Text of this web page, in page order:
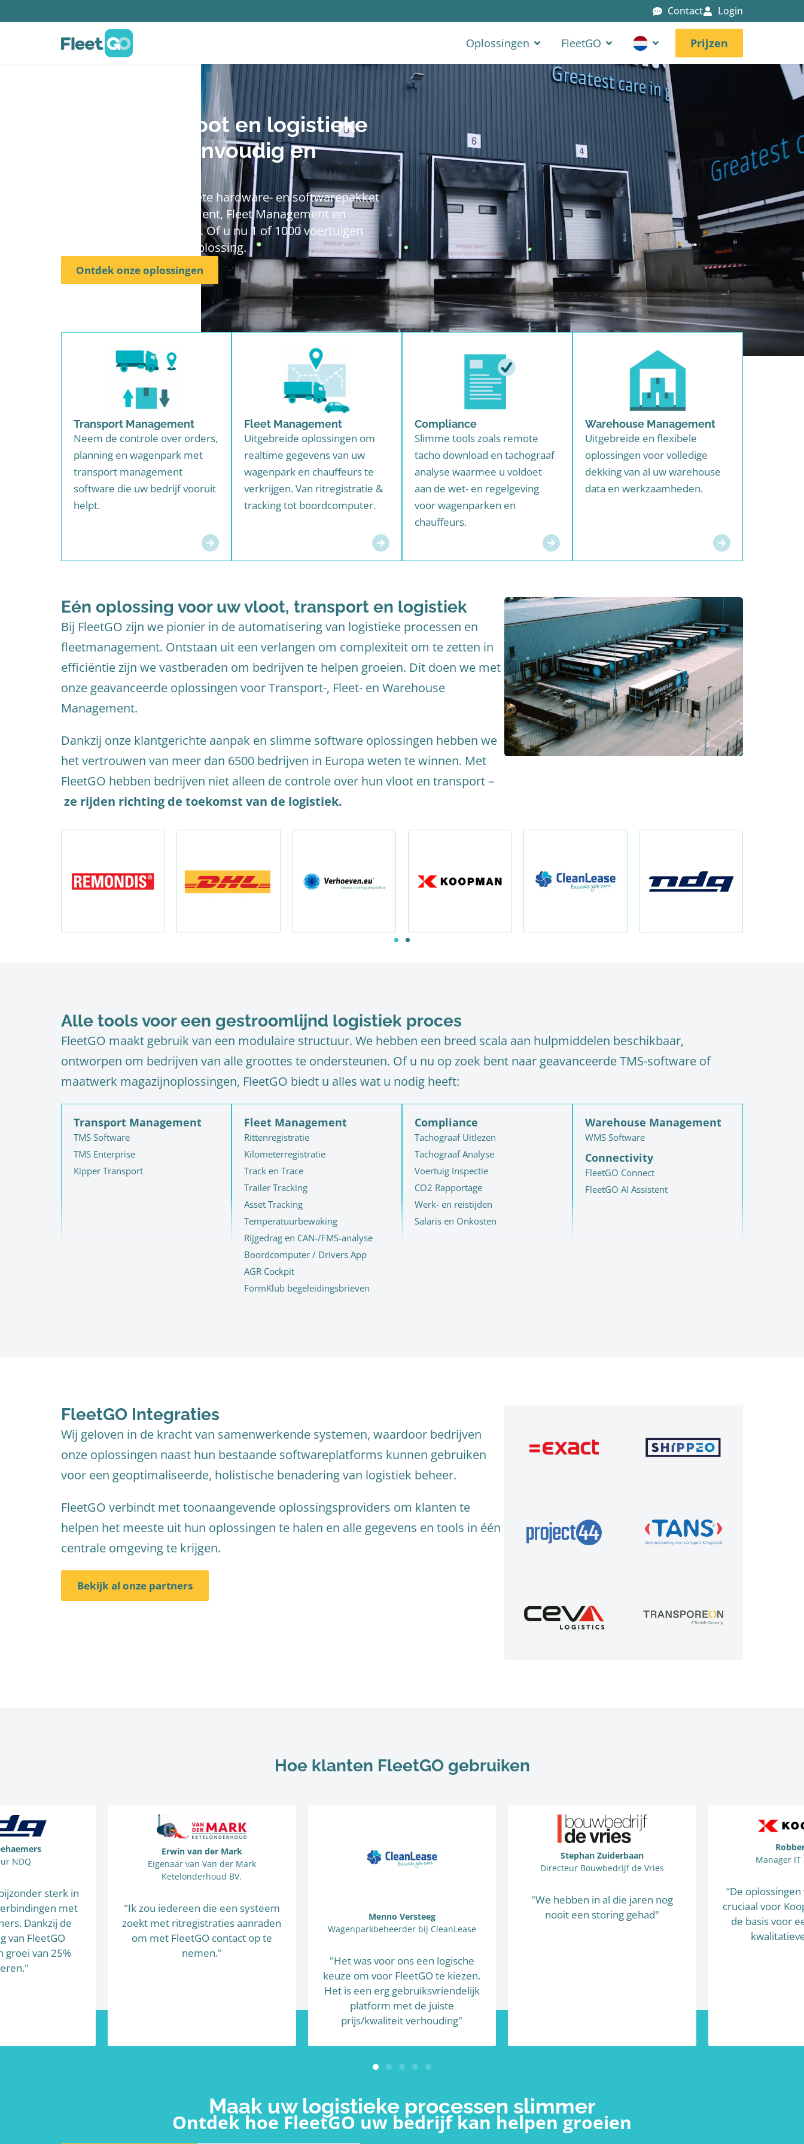
Contact Login
Oplossingen FleetGO Prijzen
Beheer uw vloot en logistieke
processen eenvoudig en
FleetGO biedt het complete hardware- en softwarepakket
voor Transport Management, Fleet Management en
Warehouse Management. Of u nu 1 of 1000 voertuigen
beheert, wij hebben de oplossing.
Ontdek onze oplossingen
Transport Management
Neem de controle over orders,
planning en wagenpark met
transport management
software die uw bedrijf vooruit
helpt.
Fleet Management
Uitgebreide oplossingen om
realtime gegevens van uw
wagenpark en chauffeurs te
verkrijgen. Van ritregistratie &
tracking tot boordcomputer.
Compliance
Slimme tools zoals remote
tacho download en tachograaf
analyse waarmee u voldoet
aan de wet- en regelgeving
voor wagenparken en
chauffeurs.
Warehouse Management
Uitgebreide en flexibele
oplossingen voor volledige
dekking van al uw warehouse
data en werkzaamheden.
Eén oplossing voor uw vloot, transport en logistiek
Bij FleetGO zijn we pionier in de automatisering van logistieke processen en
fleetmanagement. Ontstaan uit een verlangen om complexiteit om te zetten in
efficiëntie zijn we vastberaden om bedrijven te helpen groeien. Dit doen we met
onze geavanceerde oplossingen voor Transport-, Fleet- en Warehouse
Management.
Dankzij onze klantgerichte aanpak en slimme software oplossingen hebben we
het vertrouwen van meer dan 6500 bedrijven in Europa weten te winnen. Met
FleetGO hebben bedrijven niet alleen de controle over hun vloot en transport –
ze rijden richting de toekomst van de logistiek.
Alle tools voor een gestroomlijnd logistiek proces
FleetGO maakt gebruik van een modulaire structuur. We hebben een breed scala aan hulpmiddelen beschikbaar,
ontworpen om bedrijven van alle groottes te ondersteunen. Of u nu op zoek bent naar geavanceerde TMS-software of
maatwerk magazijnoplossingen, FleetGO biedt u alles wat u nodig heeft:
Transport Management
TMS Software
TMS Enterprise
Kipper Transport
Fleet Management
Rittenregistratie
Kilometerregistratie
Track en Trace
Trailer Tracking
Asset Tracking
Temperatuurbewaking
Rijgedrag en CAN-/FMS-analyse
Boordcomputer / Drivers App
AGR Cockpit
FormKlub begeleidingsbrieven
Compliance
Tachograaf Uitlezen
Tachograaf Analyse
Voertuig Inspectie
CO2 Rapportage
Werk- en reistijden
Salaris en Onkosten
Warehouse Management
WMS Software
Connectivity
FleetGO Connect
FleetGO AI Assistent
FleetGO Integraties
Wij geloven in de kracht van samenwerkende systemen, waardoor bedrijven
onze oplossingen naast hun bestaande softwareplatforms kunnen gebruiken
voor een geoptimaliseerde, holistische benadering van logistiek beheer.
FleetGO verbindt met toonaangevende oplossingsproviders om klanten te
helpen het meeste uit hun oplossingen te halen en alle gegevens en tools in één
centrale omgeving te krijgen.
Bekijk al onze partners
Hoe klanten FleetGO gebruiken
sterk in
met
Dankzij de
van FleetGO
groei van 25%
NDQ
"Ik zou iedereen die een systeem
zoekt met ritregistraties aanraden
om met FleetGO contact op te
nemen."
Erwin van der Mark
Eigenaar van Van der Mark
Ketelonderhoud BV.
"Het was voor ons een logische
keuze om voor FleetGO te kiezen.
Het is een erg gebruiksvriendelijk
platform met de juiste
prijs/kwaliteit verhouding"
Menno Versteeg
Wagenparkbeheerder bij CleanLease
"We hebben in al die jaren nog
nooit een storing gehad"
Stephan Zuiderbaan
Directeur Bouwbedrijf de Vries
“De
cruciaal voor
de basis voor
Manager
Maak uw logistieke processen slimmer
Ontdek hoe FleetGO uw bedrijf kan helpen groeien